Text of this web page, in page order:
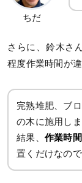
ちだ
さらに、鈴木さ
程度作業時間が
完熟堆肥、ブ
の木に施用しま
結果、 作業時
置くだけなの